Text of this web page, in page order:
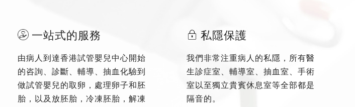
一站式的服務
由病人到達香港試管嬰兒中心開始
的咨詢、診斷、輔導、抽血化驗到
做試管嬰兒的取卵，處理卵子和胚
胎，以及放胚胎，冷凍胚胎，解凍
私隱保護
我們非常注重病人的私隱，所有醫
生診症室、輔導室、抽血室、手術
室以至獨立貴賓休息室等全部都是
隔音的。